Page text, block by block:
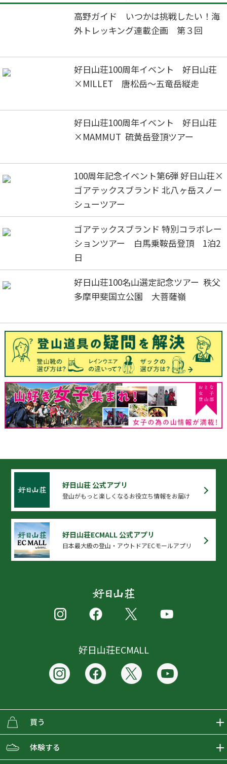
高野ガイド いつかは挑戦したい！海
外トレッキング連載企画 第３回
好日山荘100周年イベント 好日山荘
×MILLET 唐松岳～五竜岳縦走
好日山荘100周年イベント 好日山荘
×MAMMUT 硫黄岳登頂ツアー
100周年記念イベント第6弾 好日山荘×
ゴアテックスブランド 北八ヶ岳スノー
シューツアー
ゴアテックスブランド 特別コラボレー
ションツアー 白馬乗鞍岳登頂 1泊2
日
好日山荘100名山選定記念ツアー 秩父
多摩甲斐国立公園 大菩薩嶺
好日山荘 公式アプリ
登山がもっと楽しくなるお役立ち情報をお届け
好日山荘ECMALL 公式アプリ
日本最大級の登山・アウトドアECモールアプリ
好日山荘ECMALL
買う
ECMALLの商品をさがす
体験する